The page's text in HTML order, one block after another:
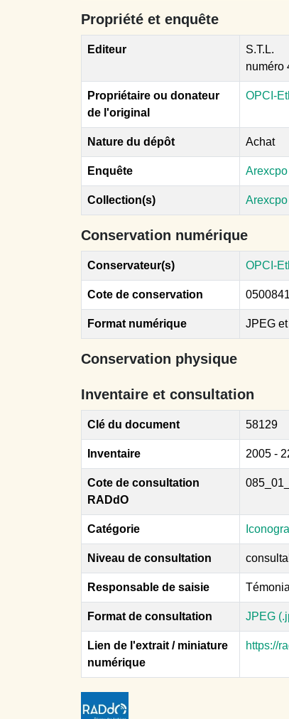
Propriété et enquête
Editeur
S.T.L.
numéro
Propriétaire ou donateur
de l'original
OPCI-
Nature du dépôt Achat
Enquête
Collection(s)
Conservation numérique
Conservateur(s) OPCI-
Cote de conservation
Format numérique JPEG
Conservation physique
Inventaire et consultation
Clé du document 58129
Inventaire 2005 -
Cote de consultation
RADdO
Catégorie
Niveau de consultation
Responsable de saisie
Format de consultation JPEG
Lien de l'extrait / miniature
numérique
https://